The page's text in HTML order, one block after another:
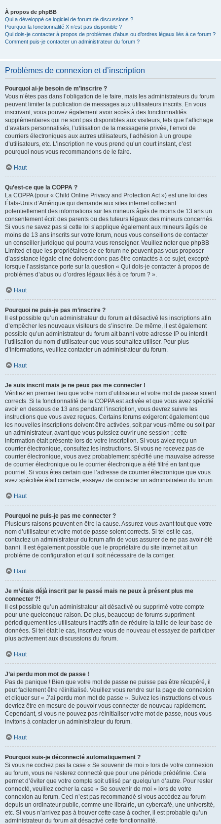
À propos de phpBB
Qui a développé ce logiciel de forum de discussions ?
Pourquoi la fonctionnalité X n’est pas disponible ?
Qui dois-je contacter à propos de problèmes d’abus ou d’ordres légaux liés à ce forum ?
Comment puis-je contacter un administrateur du forum ?
Problèmes de connexion et d’inscription
Pourquoi ai-je besoin de m’inscrire ?
Vous n’êtes pas dans l’obligation de le faire, mais les administrateurs du forum
peuvent limiter la publication de messages aux utilisateurs inscrits. En vous
inscrivant, vous pouvez également avoir accès à des fonctionnalités
supplémentaires qui ne sont pas disponibles aux visiteurs, tels que l’affichage
d’avatars personnalisés, l’utilisation de la messagerie privée, l’envoi de
courriers électroniques aux autres utilisateurs, l’adhésion à un groupe
d’utilisateurs, etc. L’inscription ne vous prend qu’un court instant, c’est
pourquoi nous vous recommandons de le faire.
Haut
Qu’est-ce que la COPPA ?
La COPPA (pour « Child Online Privacy and Protection Act ») est une loi des
États-Unis d’Amérique qui demande aux sites internet collectant
potentiellement des informations sur les mineurs âgés de moins de 13 ans un
consentement écrit des parents ou des tuteurs légaux des mineurs concernés.
Si vous ne savez pas si cette loi s’applique également aux mineurs âgés de
moins de 13 ans inscrits sur votre forum, nous vous conseillons de contacter
un conseiller juridique qui pourra vous renseigner. Veuillez noter que phpBB
Limited et que les propriétaires de ce forum ne peuvent pas vous proposer
d’assistance légale et ne doivent donc pas être contactés à ce sujet, excepté
lorsque l’assistance porte sur la question « Qui dois-je contacter à propos de
problèmes d’abus ou d’ordres légaux liés à ce forum ? ».
Haut
Pourquoi ne puis-je pas m’inscrire ?
Il est possible qu’un administrateur du forum ait désactivé les inscriptions afin
d’empêcher les nouveaux visiteurs de s’inscrire. De même, il est également
possible qu’un administrateur du forum ait banni votre adresse IP ou interdit
l’utilisation du nom d’utilisateur que vous souhaitez utiliser. Pour plus
d’informations, veuillez contacter un administrateur du forum.
Haut
Je suis inscrit mais je ne peux pas me connecter !
Vérifiez en premier lieu que votre nom d’utilisateur et votre mot de passe soient
corrects. Si la fonctionnalité de la COPPA est activée et que vous avez spécifié
avoir en dessous de 13 ans pendant l’inscription, vous devrez suivre les
instructions que vous avez reçues. Certains forums exigeront également que
les nouvelles inscriptions doivent être activées, soit par vous-même ou soit par
un administrateur, avant que vous puissiez ouvrir une session ; cette
information était présente lors de votre inscription. Si vous aviez reçu un
courrier électronique, consultez les instructions. Si vous ne recevez pas de
courrier électronique, vous avez probablement spécifié une mauvaise adresse
de courrier électronique ou le courrier électronique a été filtré en tant que
pourriel. Si vous êtes certain que l’adresse de courrier électronique que vous
avez spécifiée était correcte, essayez de contacter un administrateur du forum.
Haut
Pourquoi ne puis-je pas me connecter ?
Plusieurs raisons peuvent en être la cause. Assurez-vous avant tout que votre
nom d’utilisateur et votre mot de passe soient corrects. Si tel est le cas,
contactez un administrateur du forum afin de vous assurer de ne pas avoir été
banni. Il est également possible que le propriétaire du site internet ait un
problème de configuration et qu’il soit nécessaire de la corriger.
Haut
Je m’étais déjà inscrit par le passé mais ne peux à présent plus me
connecter ?!
Il est possible qu’un administrateur ait désactivé ou supprimé votre compte
pour une quelconque raison. De plus, beaucoup de forums suppriment
périodiquement les utilisateurs inactifs afin de réduire la taille de leur base de
données. Si tel était le cas, inscrivez-vous de nouveau et essayez de participer
plus activement aux discussions du forum.
Haut
J’ai perdu mon mot de passe !
Pas de panique ! Bien que votre mot de passe ne puisse pas être récupéré, il
peut facilement être réinitialisé. Veuillez vous rendre sur la page de connexion
et cliquer sur « J’ai perdu mon mot de passe ». Suivez les instructions et vous
devriez être en mesure de pouvoir vous connecter de nouveau rapidement.
Cependant, si vous ne pouvez pas réinitialiser votre mot de passe, nous vous
invitons à contacter un administrateur du forum.
Haut
Pourquoi suis-je déconnecté automatiquement ?
Si vous ne cochez pas la case « Se souvenir de moi » lors de votre connexion
au forum, vous ne resterez connecté que pour une période prédéfinie. Cela
permet d’éviter que votre compte soit utilisé par quelqu’un d’autre. Pour rester
connecté, veuillez cocher la case « Se souvenir de moi » lors de votre
connexion au forum. Ceci n’est pas recommandé si vous accédez au forum
depuis un ordinateur public, comme une librairie, un cybercafé, une université,
etc. Si vous n’arrivez pas à trouver cette case à cocher, il est probable qu’un
administrateur du forum ait désactivé cette fonctionnalité.